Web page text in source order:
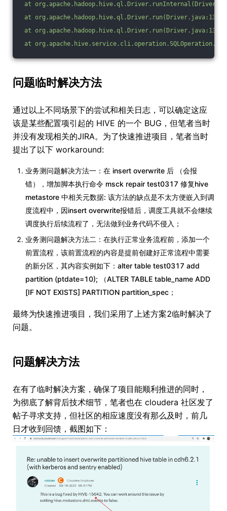
at
at
at
at
问题临时解决方法
通过以上不同场景下的尝试和相关日志，可以确定这应
该是某些配置项引起的 HIVE 的一个 BUG，但笔者当时
并没有发现相关的JIRA。为了快速推进项目，笔者当时
提出了以下 workaround:
业务测问题解决方法一：在 insert overwrite 后 （会报
错），增加脚本执行命令 msck repair test0317 修复hive
metastore 中相关元数据: 该方法的缺点是不太方便嵌入到调
度流程中，因insert overwrite报错后，调度工具就不会继续
调度执行后续流程了，无法做到业务代码不侵入；
业务测问题解决方法二：在执行正常业务流程前，添加一个
前置流程，该前置流程的内容是提前创建好正常流程中需要
的新分区，其内容实例如下：alter table test0317 add
partition (ptdate=10); （ALTER TABLE table_name ADD
[IF NOT EXISTS] PARTITION partition_spec；
最终为快速推进项目，我们采用了上述方案2临时解决了
问题。
问题解决方法
在有了临时解决方案，确保了项目能顺利推进的同时，
为彻底了解背后技术细节，笔者也在 cloudera 社区发了
帖子寻求支持，但社区的相应速度没有那么及时，前几
日才收到回馈，截图如下：